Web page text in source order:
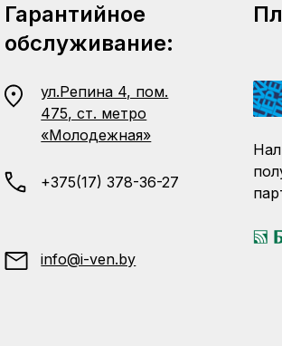
Гарантийное
обслуживание:
ул.Репина 4, пом.
475, ст. метро
«Молодежная»
+375(17) 378-36-27
info@i-ven.by